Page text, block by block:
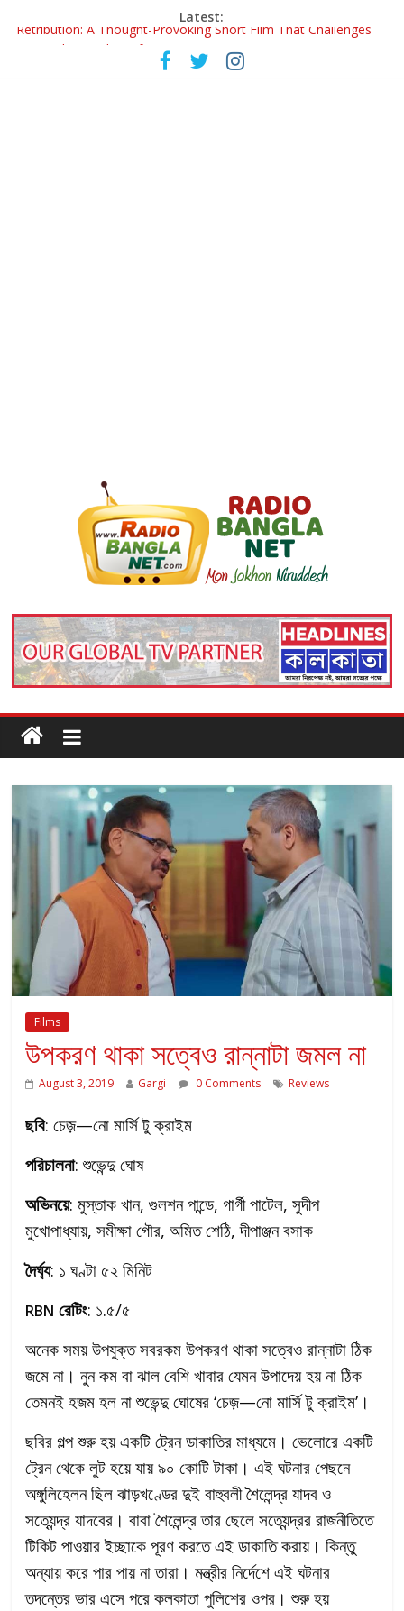
Latest:
Retribution: A Thought-Provoking Short Film That Challenges
Our Understanding of Justice
‘ফুল পিসি ও এডওয়ার্ড’-এর ‘চলে যেও না’ গানে কলকাতা পেল নতুন সুরের তারকা অনস্মিতা ঘোষ
Films
উপকরণ থাকা সত্বেও রান্নাটা জমল না
August 3, 2019 Gargi 0 Comments Reviews
ছবি: চেজ়—নো মার্সি টু ক্রাইম
পরিচালনা: শুভেন্দু ঘোষ
অভিনয়ে: মুস্তাক খান, গুলশন পান্ডে, গার্গী পাটেল, সুদীপ
মুখোপাধ্যায়, সমীক্ষা গৌর, অমিত শেঠি, দীপাঞ্জন বসাক
দৈর্ঘ্য: ১ ঘণ্টা ৫২ মিনিট
RBN রেটিং: ১.৫/৫
অনেক সময় উপযুক্ত সবরকম উপকরণ থাকা সত্বেও রান্নাটা ঠিক
জমে না। নুন কম বা ঝাল বেশি খাবার যেমন উপাদেয় হয় না ঠিক
তেমনই হজম হল না শুভেন্দু ঘোষের ‘চেজ়—নো মার্সি টু ক্রাইম’।
ছবির গল্প শুরু হয় একটি ট্রেন ডাকাতির মাধ্যমে। ভেলোরে একটি
ট্রেন থেকে লুট হয়ে যায় ৯০ কোটি টাকা। এই ঘটনার পেছনে
অঙ্গুলিহেলন ছিল ঝাড়খণ্ডের দুই বাহুবলী শৈলেন্দ্র যাদব ও
সত্যেন্দ্র যাদবের। বাবা শৈলেন্দ্র তার ছেলে সত্যেন্দ্রর রাজনীতিতে
টিকিট পাওয়ার ইচ্ছাকে পূরণ করতে এই ডাকাতি করায়। কিন্তু
অন্যায় করে পার পায় না তারা। মন্ত্রীর নির্দেশে এই ঘটনার
তদন্তের ভার এসে পরে কলকাতা পুলিশের ওপর। শুরু হয়